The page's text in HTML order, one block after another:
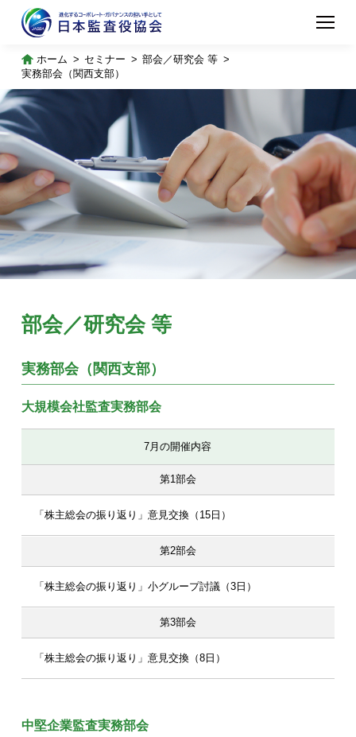
ホーム セミナー
部会／研究会 等
実務部会（関西支部）
部会／研究会 等
実務部会（関西支部）
大規模会社監査実務部会
7月の開催内容
第1部会
「株主総会の振り返り」意見交換（15日）
第2部会
「株主総会の振り返り」小グループ討議（3日）
第3部会
「株主総会の振り返り」意見交換（8日）
中堅企業監査実務部会